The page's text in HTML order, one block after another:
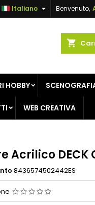
Benvenuto,
Italiano 
shopping_cart
HOBBY
WEB CREATIVA
Acrilico DECK
8436574502442ES